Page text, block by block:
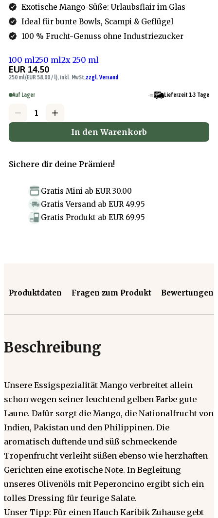
Exotische Mango-Süße: Urlaubsflair im Glas
Ideal für bunte Bowls, Scampi & Geflügel
100 % Frucht-Genuss ohne Industriezucker
100 ml250 ml2x 250 ml
EUR 14.50
250 ml(EUR 58.00 / l), inkl. MwSt,zzgl. Versand
Auf Lager Lieferzeit 1-3 Tage
In den Warenkorb
Sichere dir deine Prämien!
Gratis Mini ab EUR 30.00
Gratis Versand ab EUR 49.95
Gratis Produkt ab EUR 69.95
Produktdaten Fragen zum Produkt Bewertungen
Beschreibung
Unsere Essigspezialität Mango verbreitet allein
schon wegen seiner leuchtend gelben Farbe gute
Laune. Dafür sorgt die Mango, die Nationalfrucht von
Indien, Pakistan und den Philippinen. Die
aromatisch duftende und süß schmeckende
Tropenfrucht verleiht süßen ebenso wie herzhaften
Gerichten eine exotische Note. In Begleitung
unseres Olivenöls mit Peperoncino ergibt sich ein
tolles Dressing für feurige Salate.
Unser Tipp: Für einen Hauch Karibik Zuhause gebt